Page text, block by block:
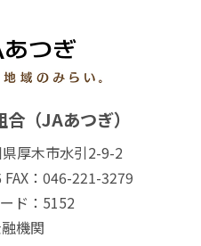
（JAあつぎ）
厚木市水引2-9-2
：046-221-3279
ド：5152
機関